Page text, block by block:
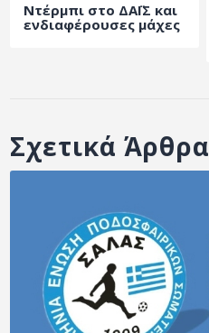
Ντέρμπι στο ΔΑΪΣ και
ενδιαφέρουσες μάχες
Σχετικά Άρθρα